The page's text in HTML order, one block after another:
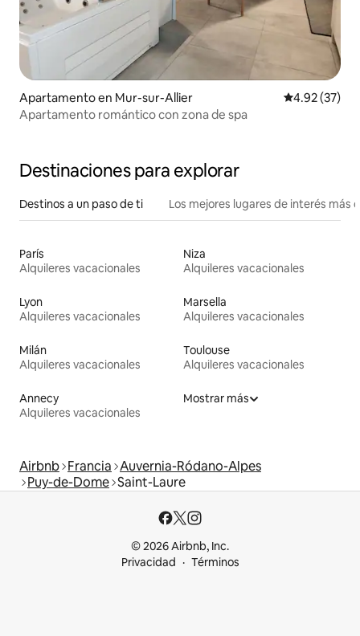
Apartamento en Mur-sur-Allier Calificación
4.92 (37)
Apartamento romántico con zona de spa
Destinaciones para explorar
Destinos a un paso de ti Los mejores lugares de interés más
París
Alquileres vacacionales
Niza
Alquileres vacacionales
Lyon
Alquileres vacacionales
Marsella
Alquileres vacacionales
Milán
Alquileres vacacionales
Toulouse
Alquileres vacacionales
Annecy
Alquileres vacacionales
Mostrar más
Airbnb Francia Auvernia-Ródano-Alpes
Puy-de-Dome Saint-Laure
© 2026 Airbnb, Inc.
Privacidad
Términos